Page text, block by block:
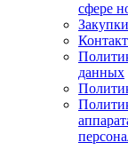
сфере
Закупки
данных